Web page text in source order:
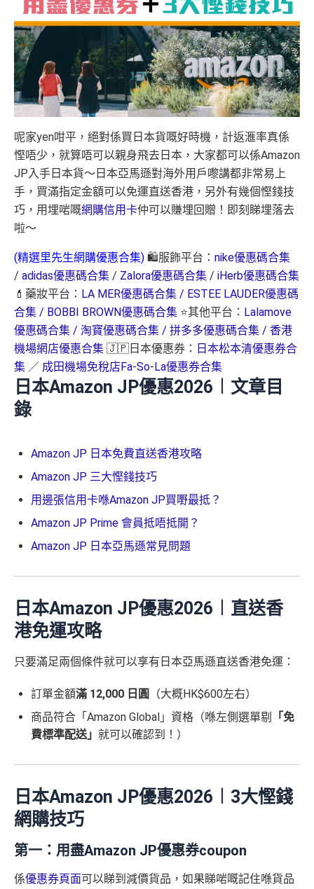
呢家yen咁平，絕對係買日本貨嘅好時機，計返滙率真係
慳唔少，就算唔可以親身飛去日本，大家都可以係Amazon
JP入手日本貨～日本亞馬遜對海外用戶嚟講都非常易上
手，買滿指定金額可以免運直送香港，另外有幾個慳錢技
巧，用埋啱嘅網購信用卡仲可以賺埋回贈！即刻睇埋落去
啦～
(精選里先生網購優惠合集) 🛍️服飾平台： nike優惠碼合集
/ adidas優惠碼合集 / Zalora優惠碼合集 / iHerb優惠碼合集
💄藥妝平台： LA MER優惠碼合集 / ESTEE LAUDER優惠碼
合集 / BOBBI BROWN優惠碼合集 ⭐其他平台： Lalamove
優惠碼合集 / 淘寶優惠碼合集 / 拼多多優惠碼合集 / 香港
機場網店優惠合集 🇯🇵日本優惠券： 日本松本清優惠券合
集 ／ 成田機場免稅店Fa-So-La優惠券合集
日本Amazon JP優惠2026︱ 文章目
錄
Amazon JP 日本免費直送香港攻略
Amazon JP 三大慳錢技巧
用邊張信用卡喺Amazon JP買嘢最抵？
Amazon JP Prime 會員抵唔抵開？
Amazon JP 日本亞馬遜常見問題
日本Amazon JP優惠2026︱直送香
港免運攻略
只要滿足兩個條件就可以享有日本亞馬遜直送香港免運：
訂單金額滿 12,000 日圓
（大概HK$600左右）
商品符合「Amazon Global」資格（喺左側選單剔
「免
費標準配送」 就可以確認到！）
日本Amazon JP優惠2026︱3大慳錢
網購技巧
第一：用盡Amazon JP優惠券coupon
係優惠券頁面可以睇到減價貨品，如果睇啱嘅記住喺貨品